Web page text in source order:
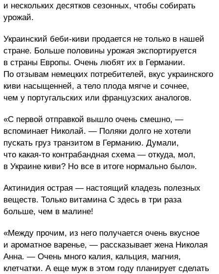
и нескольких десятков сезонных, чтобы собирать
урожай.
Украинский беби-киви продается не только в нашей
стране. Больше половины урожая экспортируется
в страны Европы. Очень любят их в Германии.
По отзывам немецких потребителей, вкус украинского
киви насыщенней, а тело плода мягче и сочнее,
чем у португальских или французских аналогов.
«С первой отправкой вышло очень смешно, —
вспоминает Николай. — Поляки долго не хотели
пускать груз транзитом в Германию. Думали,
что какая-то контрабандная схема — откуда, мол,
в Украине киви? Но все в итоге нормально было».
Актинидия острая — настоящий кладезь полезных
веществ. Только витамина С здесь в три раза
больше, чем в малине!
«Между прочим, из него получается очень вкусное
и ароматное варенье, — рассказывает жена Николая
Анна. — Очень много калия, кальция, магния,
клетчатки. А еще муж в этом году планирует сделать